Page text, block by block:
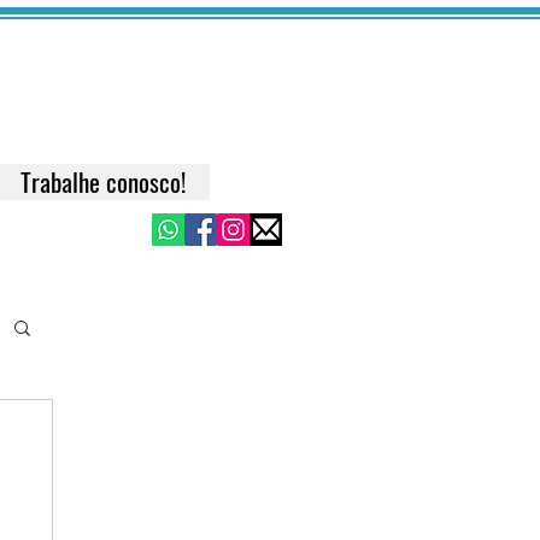
Trabalhe conosco!